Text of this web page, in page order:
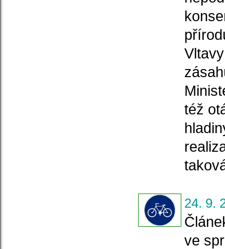
též
24. 9.
ve